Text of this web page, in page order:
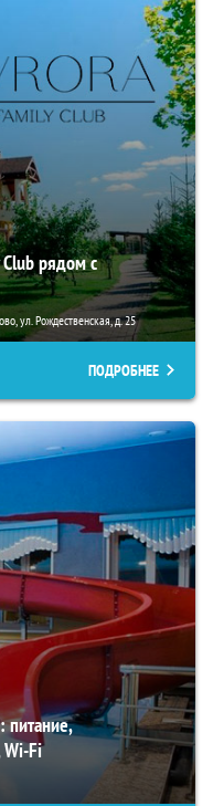
рядом с
ул. Рождественская, д. 25
ПОДРОБНЕЕ
питание,
Wi-Fi